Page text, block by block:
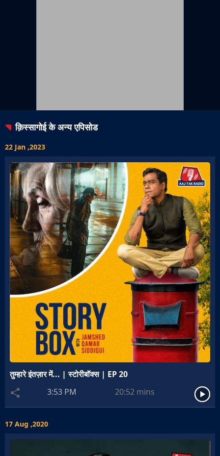
क़िस्सागोईके अन्य एपिसोड
22 Jan ,2023
तुम्हारे इंतज़ार में... | स्टोरीबॉक्स | EP 20
3:53 PM
20:52 mins
17 Aug ,2020